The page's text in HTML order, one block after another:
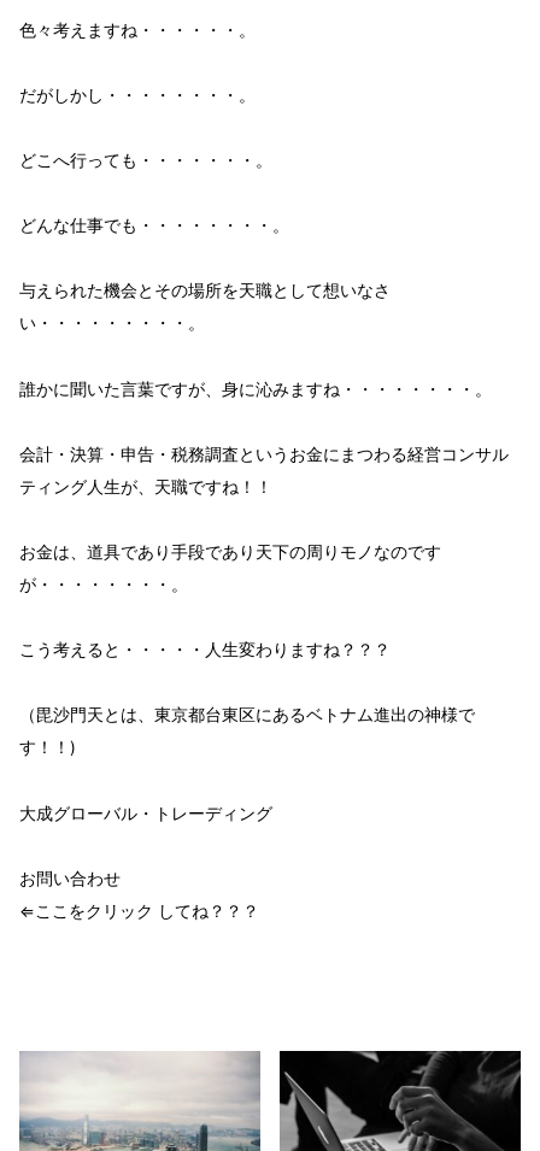
色々考えますね・・・・・・。
だがしかし・・・・・・・・。
どこへ行っても・・・・・・・。
どんな仕事でも・・・・・・・・。
与えられた機会とその場所を天職として想いなさ
い・・・・・・・・・。
誰かに聞いた言葉ですが、身に沁みますね・・・・・・・・。
会計・決算・申告・税務調査という お金にまつわる経営コンサル
ティング人生が、 天職ですね！！
お金は、 道具であり手段であり天下の周りモノ なのです
が・・・・・・・・。
こう考えると・・・・・ 人生変わりますね？？？
（毘沙門天とは、東京都台東区にあるベトナム進出の神様で
す！！)
大成グローバル・トレーディング
お問い合わせ
⇐ここをクリック してね？？？